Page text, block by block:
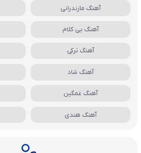
آهنگ مازندرانی
آهنگ بی کلام
آهنگ ترکی
آهنگ شاد
آهنگ غمگین
آهنگ هندی